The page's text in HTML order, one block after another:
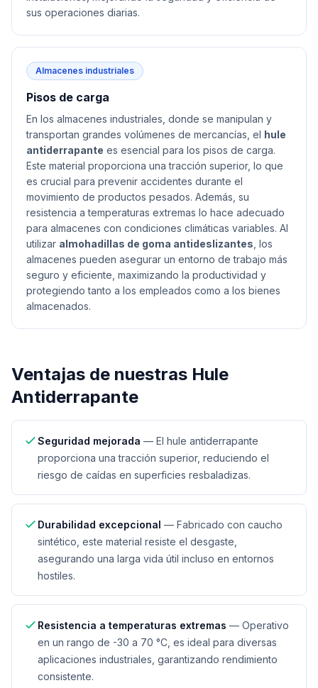
sus operaciones diarias.
Almacenes industriales
Pisos de carga
En los almacenes industriales, donde se manipulan y
transportan grandes volúmenes de mercancías, el hule
antiderrapante es esencial para los pisos de carga.
Este material proporciona una tracción superior, lo que
es crucial para prevenir accidentes durante el
movimiento de productos pesados. Además, su
resistencia a temperaturas extremas lo hace adecuado
para almacenes con condiciones climáticas variables. Al
utilizar almohadillas de goma antideslizantes , los
almacenes pueden asegurar un entorno de trabajo más
seguro y eficiente, maximizando la productividad y
protegiendo tanto a los empleados como a los bienes
almacenados.
Ventajas de nuestras Hule
Antiderrapante
Seguridad mejorada — El hule antiderrapante
proporciona una tracción superior, reduciendo el
riesgo de caídas en superficies resbaladizas.
Durabilidad excepcional — Fabricado con caucho
sintético, este material resiste el desgaste,
asegurando una larga vida útil incluso en entornos
hostiles.
Resistencia a temperaturas extremas — Operativo
en un rango de -30 a 70 °C, es ideal para diversas
aplicaciones industriales, garantizando rendimiento
consistente.